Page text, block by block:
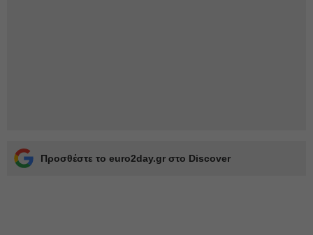
Προσθέστε το euro2day.gr στο Discover